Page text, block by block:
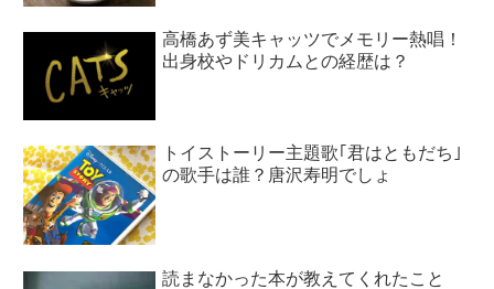
高橋あず美キャッツでメモリー熱唱！
出身校やドリカムとの経歴は？
トイストーリー主題歌｢君はともだち｣
の歌手は誰？唐沢寿明でしょ
読まなかった本が教えてくれたこと